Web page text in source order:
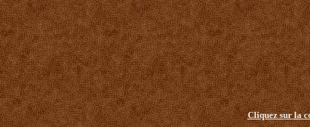
Cliquez sur la